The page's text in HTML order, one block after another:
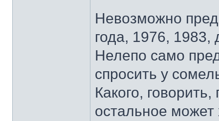
Невозможно
года, 1976, 1983,
Нелепо само
спросить у
Какого,
остальное может